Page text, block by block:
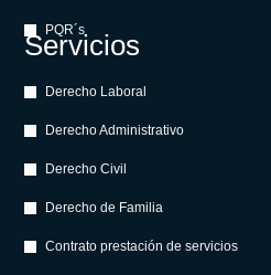
PQR´s
Servicios
Derecho Laboral
Derecho Administrativo
Derecho Civil
Derecho de Familia
Contrato prestación de servicios